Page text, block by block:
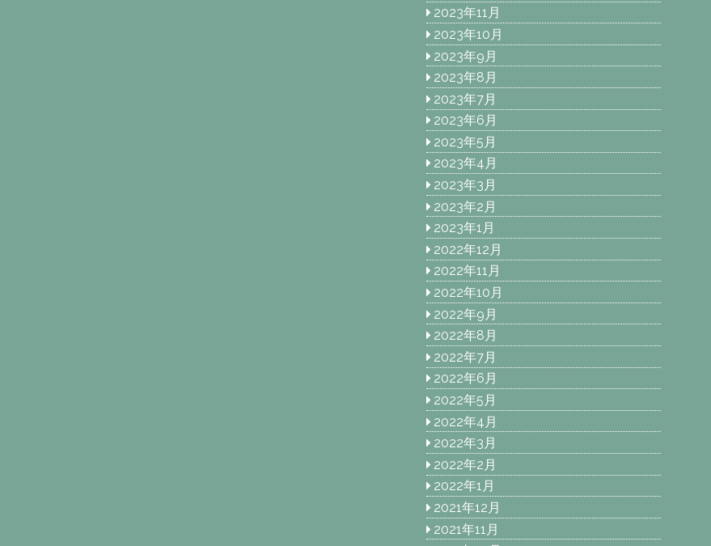
2023年11月
2023年10月
2023年9月
2023年8月
2023年7月
2023年6月
2023年5月
2023年4月
2023年3月
2023年2月
2023年1月
2022年12月
2022年11月
2022年10月
2022年9月
2022年8月
2022年7月
2022年6月
2022年5月
2022年4月
2022年3月
2022年2月
2022年1月
2021年12月
2021年11月